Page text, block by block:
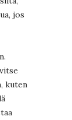
jos
kuten